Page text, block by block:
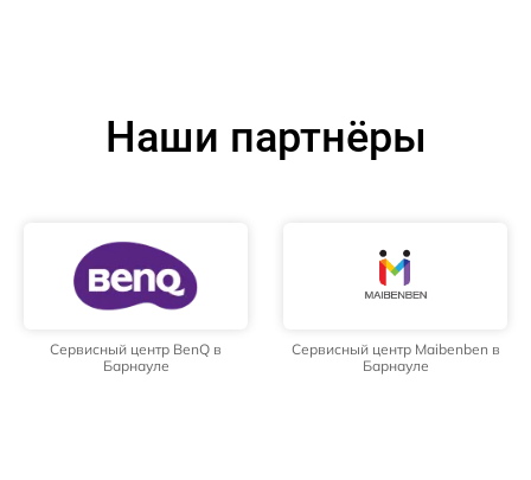
Наши партнёры
Сервисный центр BenQ в
Барнауле
Сервисный центр Maibenben в
Барнауле